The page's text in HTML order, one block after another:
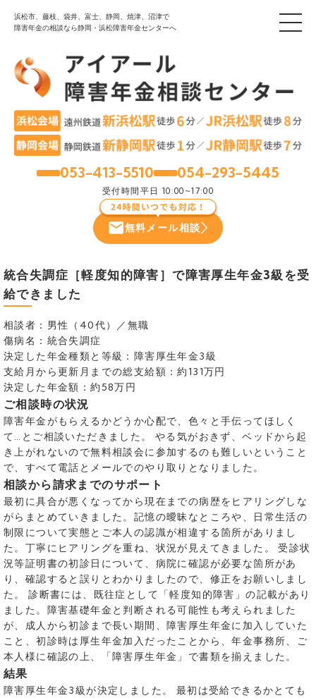
浜松市、藤枝、袋井、富士、静岡、焼津、沼津で
障害年金の相談なら静岡・浜松障害年金センターへ
053-413-5510 054-293-5445
受付時間 平日 10:00~17:00
無料メール相談
統合失調症［軽度知的障害］で障害厚生年金3級を受
給できました
相談者：男性（40代）／無職
傷病名：統合失調症
決定した年金種類と等級：障害厚生年金3級
支給月から更新月までの総支給額：約131万円
決定した年金額：約58万円
ご相談時の状況
障害年金がもらえるかどうか心配で、色々と手伝ってほしく
て…とご相談いただきました。 やる気がおきず、ベッドから起
き上がれないので無料相談会に参加するのも難しいということ
で、すべて電話とメールでのやり取りとなりました。
相談から請求までのサポート
最初に具合が悪くなってから現在までの病歴をヒアリングしな
がらまとめていきました。記憶の曖昧なところや、日常生活の
制限について実態とご本人の認識が相違する箇所がありまし
た。丁寧にヒアリングを重ね、状況が見えてきました。 受診状
況等証明書の初診日について、病院に確認が必要な箇所があ
り、確認すると誤りとわかりましたので、修正をお願いしまし
た。 診断書には、既往症として「軽度知的障害」の記載があり
ました。障害基礎年金と判断される可能性も考えられました
が、成人から初診まで長い期間、障害厚生年金に加入していた
こと、初診時は厚生年金加入だったことから、年金事務所、ご
本人様に確認の上、「障害厚生年金」で書類を揃えました。
結果
障害厚生年金3級が決定しました。 最初は受給できるかとても